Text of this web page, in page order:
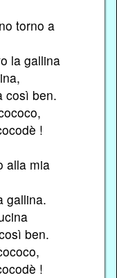
torno a
la gallina
così ben.
!
alla mia
gallina.
ben.
!